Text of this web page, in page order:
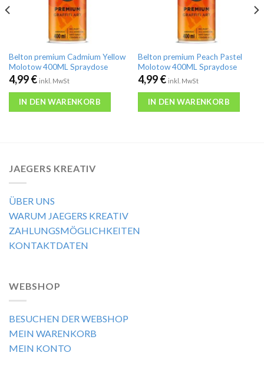
Belton premium Cadmium Yellow
Molotow 400ML Spraydose
4,99€ inkl. MwSt
IN DEN WARENKORB
Belton premium Peach Pastel
Molotow 400ML Spraydose
4,99€ inkl. MwSt
IN DEN WARENKORB
JAEGERS KREATIV
ÜBER UNS
WARUM JAEGERS KREATIV
ZAHLUNGSMÖGLICHKEITEN
KONTAKTDATEN
WEBSHOP
BESUCHEN DER WEBSHOP
MEIN WARENKORB
MEIN KONTO